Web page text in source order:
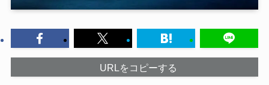
URLをコピーする